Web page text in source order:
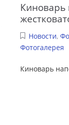
Киноварь
Новости,
Фотогалерея
Киноварь